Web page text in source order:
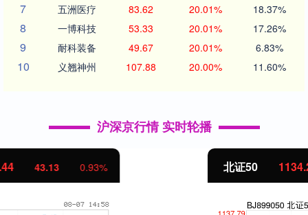
7 五洲医疗 83.62 20.01% 18.37%
8 一博科技 53.33 20.01% 17.26%
9 耐科装备 49.67 20.01% 6.83%
10 义翘神州 107.88 20.00% 11.60%
沪深京行情 实时轮播
北证50 1.01%